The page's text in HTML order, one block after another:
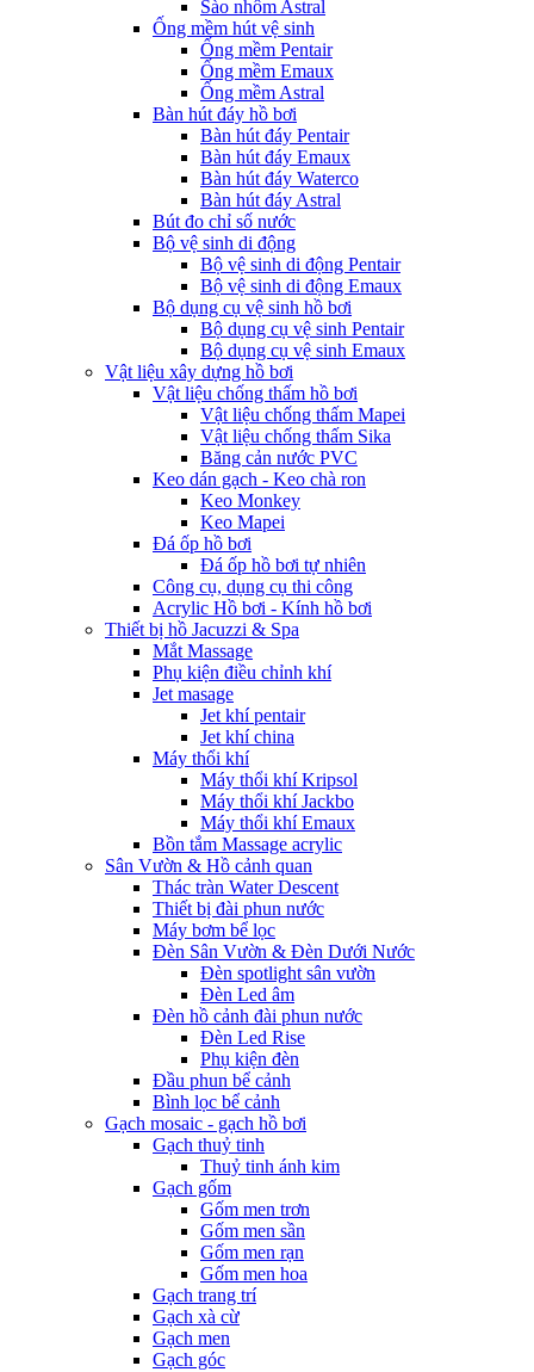
Sào nhôm Astral
Ống mềm hút vệ sinh
Ống mềm Pentair
Ống mềm Emaux
Ống mềm Astral
Bàn hút đáy hồ bơi
Bàn hút đáy Pentair
Bàn hút đáy Emaux
Bàn hút đáy Waterco
Bàn hút đáy Astral
Bút đo chỉ số nước
Bộ vệ sinh di động
Bộ vệ sinh di động Pentair
Bộ vệ sinh di động Emaux
Bộ dụng cụ vệ sinh hồ bơi
Bộ dụng cụ vệ sinh Pentair
Bộ dụng cụ vệ sinh Emaux
Vật liệu xây dựng hồ bơi
Vật liệu chống thấm hồ bơi
Vật liệu chống thấm Mapei
Vật liệu chống thấm Sika
Băng cản nước PVC
Keo dán gạch - Keo chà ron
Keo Monkey
Keo Mapei
Đá ốp hồ bơi
Đá ốp hồ bơi tự nhiên
Công cụ, dụng cụ thi công
Acrylic Hồ bơi - Kính hồ bơi
Thiết bị hồ Jacuzzi & Spa
Mắt Massage
Phụ kiện điều chỉnh khí
Jet masage
Jet khí pentair
Jet khí china
Máy thổi khí
Máy thổi khí Kripsol
Máy thổi khí Jackbo
Máy thổi khí Emaux
Bồn tắm Massage acrylic
Sân Vườn & Hồ cảnh quan
Thác tràn Water Descent
Thiết bị đài phun nước
Máy bơm bể lọc
Đèn Sân Vườn & Đèn Dưới Nước
Đèn spotlight sân vườn
Đèn Led âm
Đèn hồ cảnh đài phun nước
Đèn Led Rise
Phụ kiện đèn
Đầu phun bể cảnh
Bình lọc bể cảnh
Gạch mosaic - gạch hồ bơi
Gạch thuỷ tinh
Thuỷ tinh ánh kim
Gạch gốm
Gốm men trơn
Gốm men sần
Gốm men rạn
Gốm men hoa
Gạch trang trí
Gạch xà cừ
Gạch men
Gạch góc